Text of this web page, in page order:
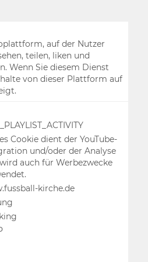
auf der Nutzer
teilen, liken und
Wenn Sie diesem Dienst
von dieser Plattform auf
Cookie dient der YouTube-
und/oder der Analyse
auch für Werbezwecke
kirche.de